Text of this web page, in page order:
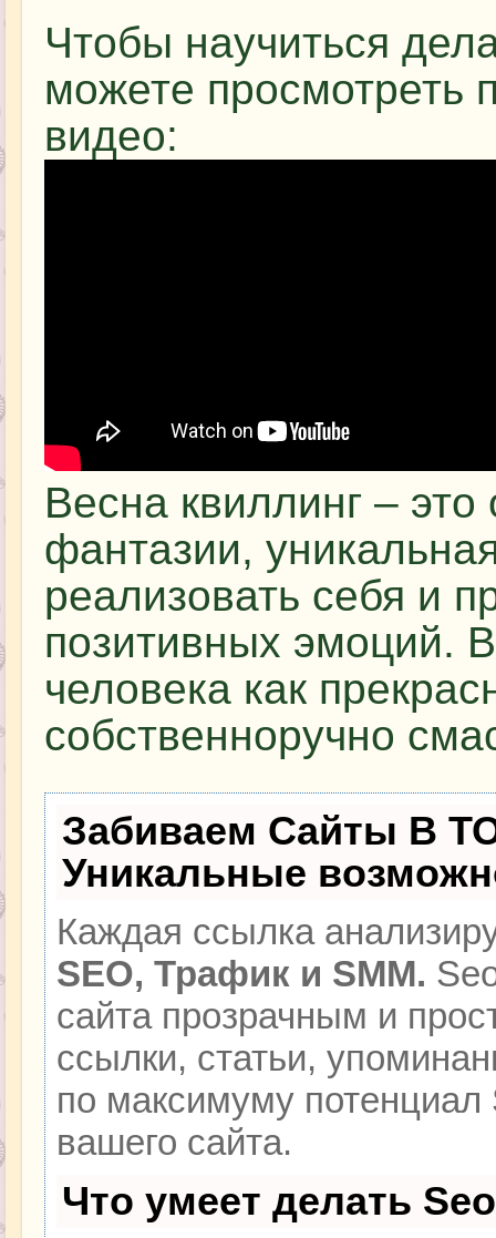
Чтобы научиться
можете просмотреть
видео:
Весна квиллинг –
фантазии,
реализовать себя и
позитивных эмоций.
человека как
собственноручно
Забиваем Сайты В
Уникальные
Каждая ссылка
SEO, Трафик и SMM.
сайта прозрачным и
ссылки, статьи,
по максимуму
вашего сайта.
Что умеет делать